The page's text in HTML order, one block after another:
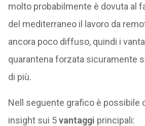
molto probabilmente è dovuta al
del mediterraneo il lavoro da
ancora poco diffuso, quindi i
quarantena forzata sicuramente
di più.
Nell seguente grafico è possibile
insight sui 5vantaggi principali: